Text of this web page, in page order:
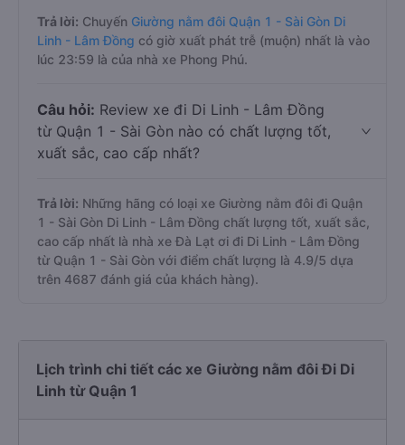
Trả lời: Chuyến Giường nằm đôi Quận 1 - Sài Gòn Di
Linh - Lâm Đồng có giờ xuất phát trễ (muộn) nhất là vào
lúc 23:59 là của nhà xe Phong Phú.
Câu hỏi: Review xe đi Di Linh - Lâm Đồng
từ Quận 1 - Sài Gòn nào có chất lượng tốt,
xuất sắc, cao cấp nhất?
Trả lời: Những hãng có loại xe Giường nằm đôi đi Quận
1 - Sài Gòn Di Linh - Lâm Đồng chất lượng tốt, xuất sắc,
cao cấp nhất là nhà xe Đà Lạt ơi đi Di Linh - Lâm Đồng
từ Quận 1 - Sài Gòn với điểm chất lượng là 4.9/5 dựa
trên 4687 đánh giá của khách hàng).
Lịch trình chi tiết các xe Giường nằm đôi Đi Di
Linh từ Quận 1